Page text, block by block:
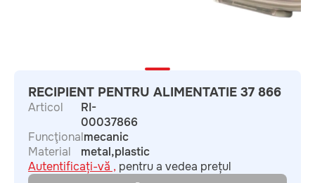
RECIPIENT PENTRU ALIMENTATIE 37 866
Articol
RI-
00037866
Funcţionalmecanic
Material
metal,plastic
Autentificați-vă , pentru a vedea prețul